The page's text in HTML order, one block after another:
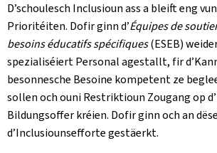
D’schoulesch Inclusioun ass a bleift eng
Prioritéiten. Dofir ginn d’Équipes de
besoins éducatifs spécifiques(ESEB)
spezialiséiert Personal agestallt, fir
besonnesche Besoine kompetent ze
sollen och ouni Restriktioun Zougang op
Bildungsoffer kréien. Dofir ginn och an
d’Inclusiounsefforte gestäerkt.